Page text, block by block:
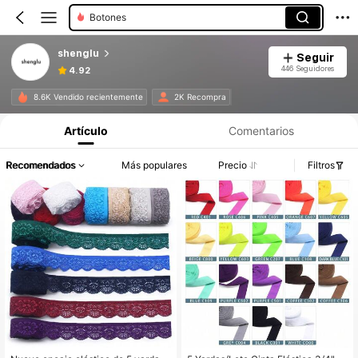
Botones
shenglu
4.92
Seguir
446 Seguidores
8.6K Vendido recientemente 2K Recompra
Artículo Comentarios
Recomendados Más populares Precio Filtros